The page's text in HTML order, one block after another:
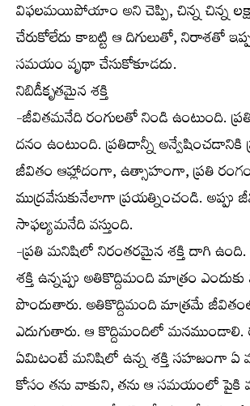
విఫలమయిపోయాం అని చెప్పి, చిన్న చిన్న
చేరుకోలేదు కాబట్టి ఆ దిగులుతో, నిరాశతో
సమయం వృథా చేసుకోకూడదు.
నిబిడీకృతమైన శక్తి
-జీవితమనేది రంగులతో నిండి ఉంటుంది.
దనం ఉంటుంది. ప్రతిదాన్నీ అన్వేషించడానికి
జీవితం ఆహ్లాదంగా, ఉత్సాహంగా, ప్రతి
ముద్రవేసుకునేలాగా ప్రయత్నించండి. అప్పు
సాఫల్యమనేది వస్తుంది.
-ప్రతి మనిషిలో నిరంతరమైన శక్తి దాగి
శక్తి ఉన్నప్పు అతికొద్దిమంది మాత్రం
పొందుతారు. అతికొద్దిమంది మాత్రమే
ఎదుగుతారు. ఆ కొద్దిమందిలో
ఏమిటంటే మనిషిలో ఉన్న శక్తి సహజంగా
కోసం తను వాకుని, తను ఆ సమయంలో పైకి